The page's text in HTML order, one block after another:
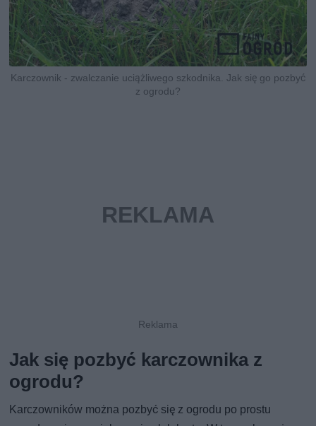
Karczownik - zwalczanie uciążliwego szkodnika. Jak się go pozbyć
z ogrodu?
Jak się pozbyć karczownika z
ogrodu?
Karczowników można pozbyć się z ogrodu po prostu